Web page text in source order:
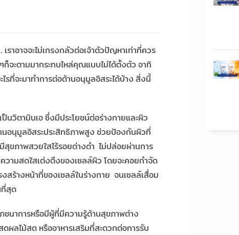
าอาจจะไม่เกรงกลัวต่อเจ้าตัวปัญหาเท่าที่ควร
จะตามมากระทบไหล่คุณแบบไม่ได้ตั้งตัว อาทิ
ที่จะมาทำการต่อต้านอนุมูลอิสระได้บ้าง สิ่งนี้
ป็นวิตามินเอ ซึ่งมีประโยชน์ต่อร่างกายและผิว
อนุมูลอิสระประสิทธิภาพสูง ช่วยป้องกันผิวที่
ขภาพสวยใสไร้รอยด่างดำ ไม่ปล่อยผ่านการ
วามสดใสเต่งตึงของเซลล์ผิว โดยจะคอยกำจัด
สร้างหน้าที่ของเซลล์ในร่างกาย จนเซลล์เสื่อม
ที่สุด
นาการหรือมีผู้ที่มีความรู้ด้านสุขภาพต่าง
ผลไม้สด หรืออาหารเสริมที่สะดวกต่อการรับ